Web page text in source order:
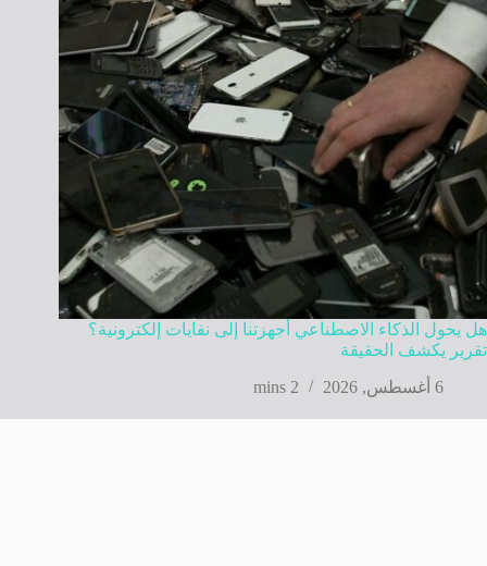
هل يحول الذكاء الاصطناعي أجهزتنا إلى نفايات إلكترونية؟
تقرير يكشف الحقيقة
6 أغسطس, 2026
2 mins